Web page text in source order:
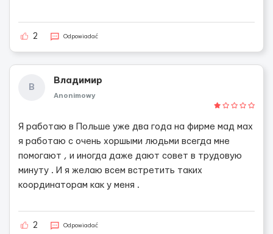
2 Odpowiadać
В
Владимир
Anonimowy
Я работаю в Польше уже два года на фирме мад мах
я работаю с очень хоршыми людьми всегда мне
помогают , и иногда даже дают совет в трудовую
минуту . И я желаю всем встретить таких
координаторам как у меня .
2 Odpowiadać